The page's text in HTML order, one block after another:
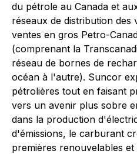
du pétrole au Canada et
réseaux de distribution des
ventes en gros Petro-
(comprenant la
réseau de bornes de
océan à l'autre). Suncor
pétrolières tout en faisant
vers un avenir plus sobre
dans la production
d'émissions, le carburant
premières renouvelables